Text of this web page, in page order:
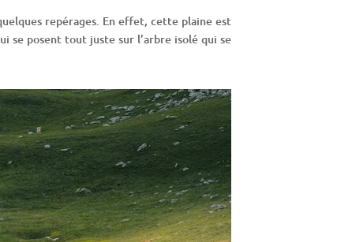
repérages. En effet, cette plaine est
se posent tout juste sur l’arbre isolé qui se